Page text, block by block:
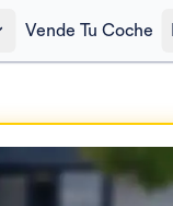
Vende Tu Coche
17.990€